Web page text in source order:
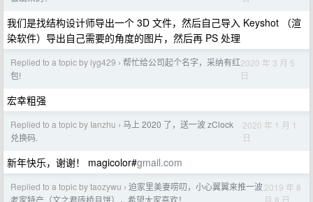
我们是找结构设计师导出一个 3D 文件，然后自己导入 Keyshot （渲
染软件）导出自己需要的角度的图片，然后再 PS 处理
Replied to a topic by iyg429 › 帮忙给公司起个名字，采纳有红
包!
2020 年 3 月 5
日
宏幸粗强
Replied to a topic by Ianzhu › 马上 2020 了，送一波 zClock
兑换码.
2020 年 1 月 1
日
新年快乐，谢谢！ magicolor#gmail.com
Replied to a topic by taozywu › 迫家里美妻唠叨，小心翼翼来推一波
老家特产（文之君砖桥月饼），希望大家喜欢！
2019 年 8
月 8 日